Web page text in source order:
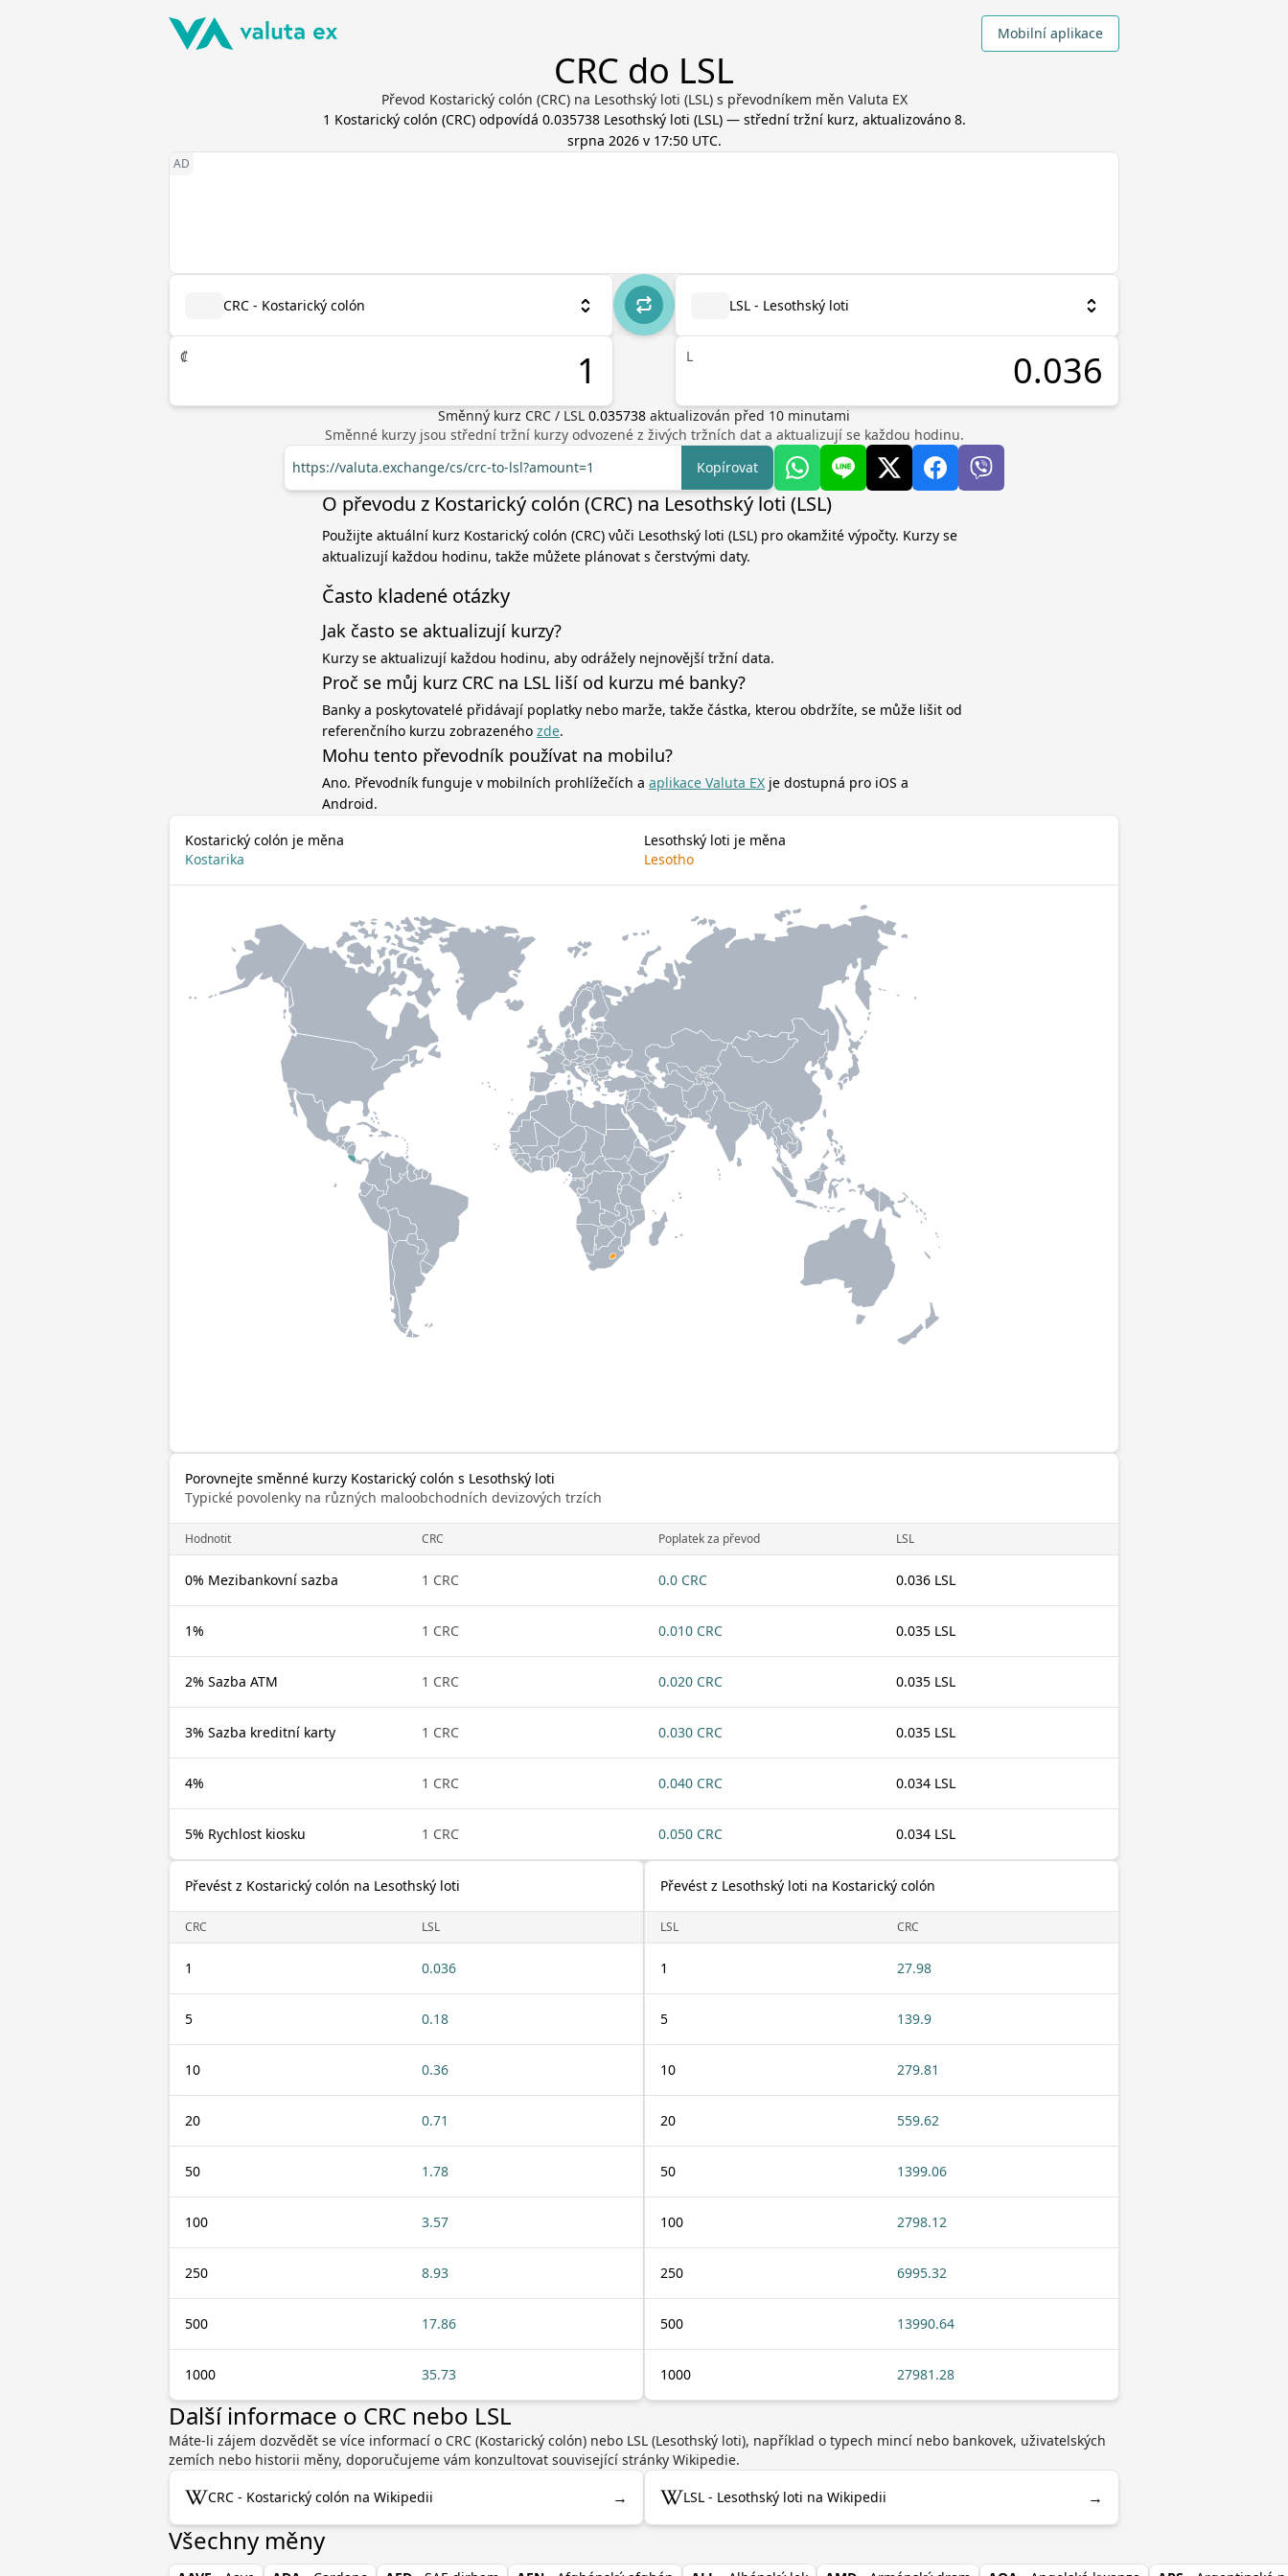
Mobilní aplikace
CRC do LSL
Převod Kostarický colón (CRC) na Lesothský loti (LSL) s převodníkem měn Valuta EX
1 Kostarický colón (CRC) odpovídá 0.035738 Lesothský loti (LSL) — střední tržní kurz, aktualizováno 8.
srpna 2026 v 17:50 UTC.
CRC - Kostarický colón
₡
LSL - Lesothský loti
L
Směnný kurz CRC / LSL 0.035738 aktualizován před 10 minutami
Směnné kurzy jsou střední tržní kurzy odvozené z živých tržních dat a aktualizují se každou hodinu.
https://valuta.exchange/cs/crc-to-lsl?amount=1
Kopírovat
O převodu z Kostarický colón (CRC) na Lesothský loti (LSL)
Použijte aktuální kurz Kostarický colón (CRC) vůči Lesothský loti (LSL) pro okamžité výpočty. Kurzy se
aktualizují každou hodinu, takže můžete plánovat s čerstvými daty.
Často kladené otázky
Jak často se aktualizují kurzy?
Kurzy se aktualizují každou hodinu, aby odrážely nejnovější tržní data.
Proč se můj kurz CRC na LSL liší od kurzu mé banky?
Banky a poskytovatelé přidávají poplatky nebo marže, takže částka, kterou obdržíte, se může lišit od
referenčního kurzu zobrazeného zde.
Mohu tento převodník používat na mobilu?
Ano. Převodník funguje v mobilních prohlížečích a aplikace Valuta EX je dostupná pro iOS a
Android.
Kostarický colón je měna
Kostarika
Lesothský loti je měna
Lesotho
Porovnejte směnné kurzy Kostarický colón s Lesothský loti
Typické povolenky na různých maloobchodních devizových trzích
Hodnotit CRC Poplatek za převod LSL
0% Mezibankovní sazba 1 CRC 0.0 CRC 0.036 LSL
1% 1 CRC 0.010 CRC 0.035 LSL
2% Sazba ATM 1 CRC 0.020 CRC 0.035 LSL
3% Sazba kreditní karty 1 CRC 0.030 CRC 0.035 LSL
4% 1 CRC 0.040 CRC 0.034 LSL
5% Rychlost kiosku 1 CRC 0.050 CRC 0.034 LSL
Převést z Kostarický colón na Lesothský loti
CRC LSL
1 0.036
5 0.18
10 0.36
20 0.71
50 1.78
100 3.57
250 8.93
500 17.86
1000 35.73
Převést z Lesothský loti na Kostarický colón
LSL CRC
1 27.98
5 139.9
10 279.81
20 559.62
50 1399.06
100 2798.12
250 6995.32
500 13990.64
1000 27981.28
Další informace o CRC nebo LSL
Máte-li zájem dozvědět se více informací o CRC (Kostarický colón) nebo LSL (Lesothský loti), například o typech mincí nebo bankovek, uživatelských
zemích nebo historii měny, doporučujeme vám konzultovat související stránky Wikipedie.
CRC - Kostarický colón na Wikipedii → LSL - Lesothský loti na Wikipedii →
Všechny měny